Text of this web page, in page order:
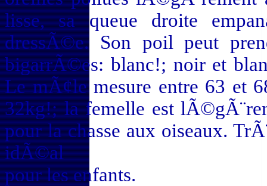
lisse, sa queue droite
dressÃ©e. Son poil peut
bigarrÃ©es: blanc!; noir et
Le mÃ¢le mesure entre 63 et
32kg!; la femelle est
pour la chasse aux oiseaux.
idÃ©al
pour les enfants.